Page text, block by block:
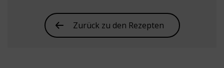
Zurück zu den Rezepten